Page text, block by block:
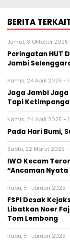
BERITA
Jumat, 3 Oktober 2025
Peringatan HUT
Jambi
Kamis, 24 April 2025 -
Jaga Jambi Jaga
Tapi
Kamis, 24 April 2025 -
Pada Hari Bumi,
Sabtu, 22 Maret 2025 -
IWO Kecam
“Ancaman
Rabu, 5 Februari 2025 -
FSPI Desak
Libatkan Noer
Tom Lembong
Rabu, 5 Februari 2025 -